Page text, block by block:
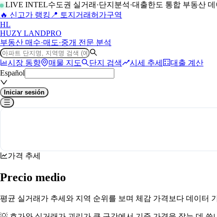
LIVE INTEL수도권 실거래·단지분석·대출한도 통합 부동산 데
🔥 신고가 랭킹 📍 토지거래허가구역
HL
HUZY LANDPRO
부동산 매수·매도·중개 전문 분석
시장 동향 매물 지도 단지 검색 시세 추세
대출 계산
Español
Iniciar sesión
가격 추세
Precio medio
평균 실거래가 추세와 지역 순위를 보며 체감 가격보다 데이터